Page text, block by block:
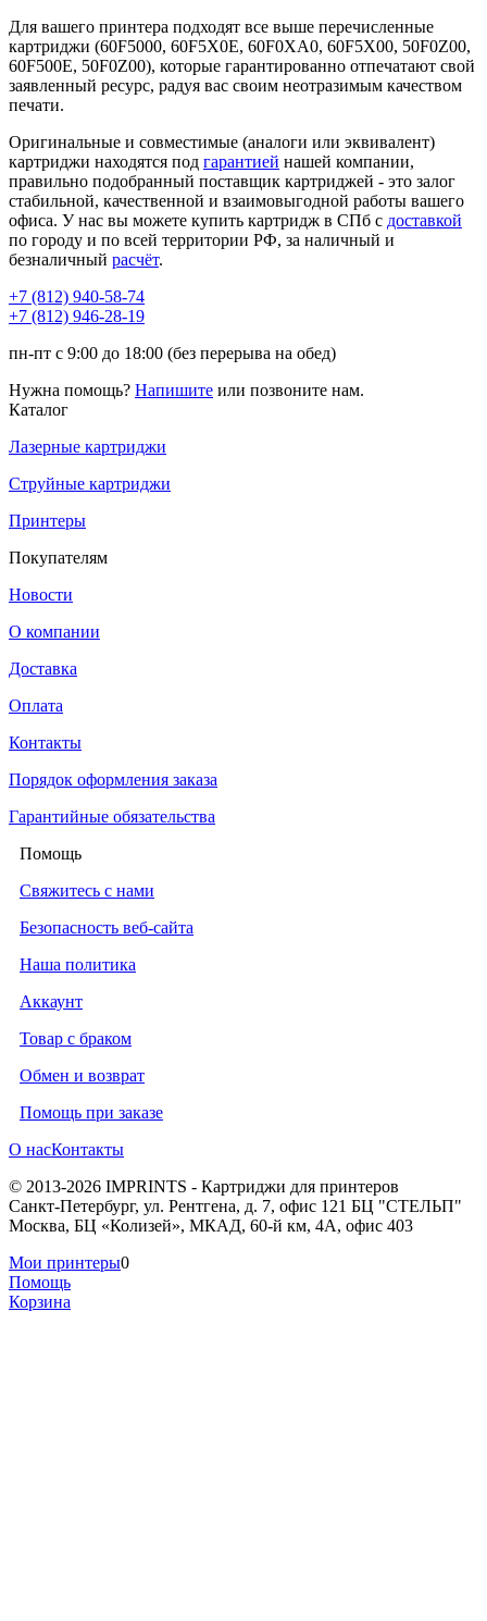
Для вашего принтера подходят все выше перечисленные
картриджи (60F5000, 60F5X0E, 60F0XA0, 60F5X00, 50F0Z00,
60F500E, 50F0Z00), которые гарантированно отпечатают свой
заявленный ресурс, радуя вас своим неотразимым качеством
печати.
Оригинальные и совместимые (аналоги или эквивалент)
картриджи находятся под гарантией нашей компании,
правильно подобранный поставщик картриджей - это залог
стабильной, качественной и взаимовыгодной работы вашего
офиса. У нас вы можете купить картридж в СПб с доставкой
по городу и по всей территории РФ, за наличный и
безналичный расчёт.
+7 (812) 940-58-74
+7 (812) 946-28-19
пн-пт с 9:00 до 18:00 (без перерыва на обед)
Нужна помощь? Напишите или позвоните нам.
Каталог
Лазерные картриджи
Струйные картриджи
Принтеры
Покупателям
Новости
О компании
Доставка
Оплата
Контакты
Порядок оформления заказа
Гарантийные обязательства
Помощь
Свяжитесь с нами
Безопасность веб-сайта
Наша политика
Аккаунт
Товар с браком
Обмен и возврат
Помощь при заказе
О насКонтакты
© 2013-2026 IMPRINTS - Картриджи для принтеров
Санкт-Петербург, ул. Рентгена, д. 7, офис 121 БЦ "СТЕЛЬП"
Москва, БЦ «Колизей», МКАД, 60-й км, 4А, офис 403
Мои принтеры0
Помощь
Корзина